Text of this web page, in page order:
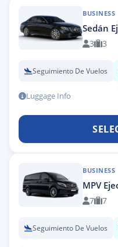
BUSINESS
Sedán
3 3
Seguimiento De Vuelos
Luggage Info
BUSINESS
MPV
7 7
Seguimiento De Vuelos